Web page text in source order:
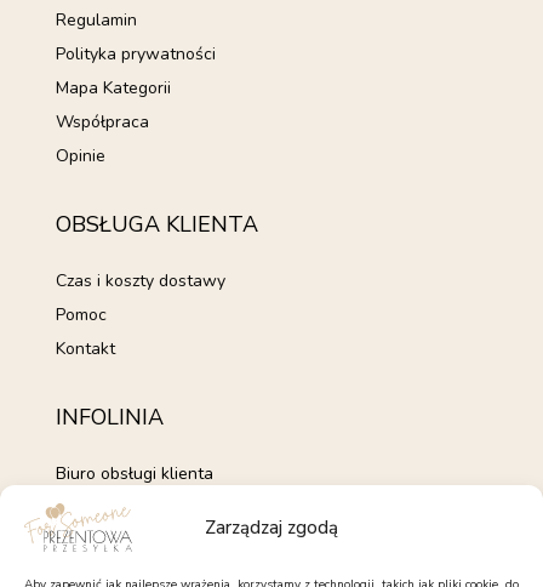
Zarządzaj zgodą
Regulamin
Polityka prywatności
Mapa Kategorii
Współpraca
Opinie
OBSŁUGA KLIENTA
Czas i koszty dostawy
Pomoc
Kontakt
INFOLINIA
Biuro obsługi klienta
+48 735 843 843
pon. - pt. 7:00 - 15:00
kontakt@forsomeone.pl